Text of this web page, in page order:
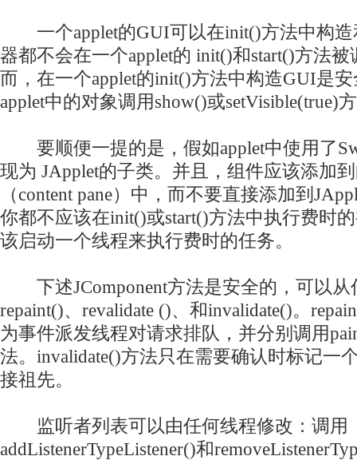
一个applet的GUI可以在init()方法中构造
器都不会在一个applet的 init()和start()方法
而，在一个applet的init()方法中构造GUI是
applet中的对象调用show()或setVisible(true)
要顺便一提的是，假如applet中使用了
现为 JApplet的子类。并且，组件应该添加
（content pane）中，而不要直接添加到
你都不应该在init()或start()方法中执行费时
该启动一个线程来执行费时的任务。
下述JComponent方法是安全的，可以从
repaint()、revalidate ()、和invalidate()。
为事件派发线程对请求排队，并分别调用
法。invalidate()方法只在需要确认时标记一
接祖先。
监听者列表可以由任何线程修改：调用
addListenerTypeListener()和